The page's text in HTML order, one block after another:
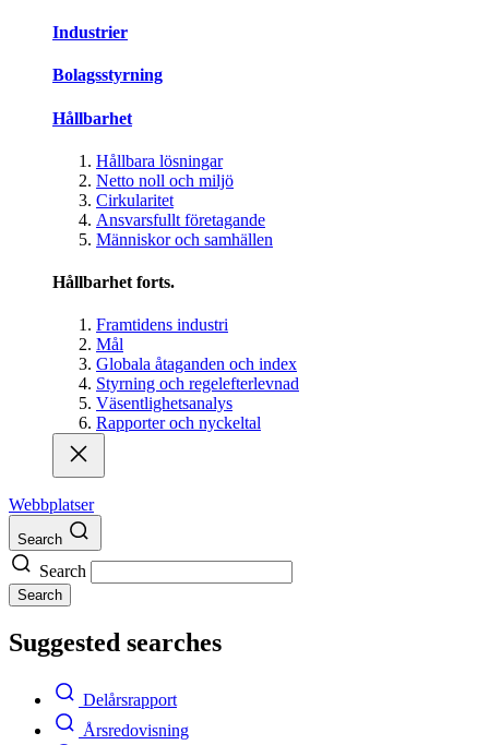
Industrier
Bolagsstyrning
Hållbarhet
Hållbara lösningar
Netto noll och miljö
Cirkularitet
Ansvarsfullt företagande
Människor och samhällen
Hållbarhet forts.
Framtidens industri
Mål
Globala åtaganden och index
Styrning och regelefterlevnad
Väsentlighetsanalys
Rapporter och nyckeltal
Webbplatser
Search
Search
Search
Suggested searches
Delårsrapport
Årsredovisning